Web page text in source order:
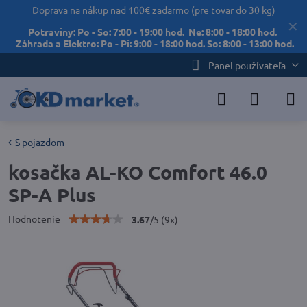
✕
Doprava na nákup nad 100€ zadarmo (pre tovar do 30 kg)
Potraviny: Po - So: 7:00 - 19:00 hod. Ne: 8:00 - 18:00 hod.
Záhrada a Elektro: Po - Pi: 9:00 - 18:00 hod. So: 8:00 - 13:00 hod.
Panel používateľa
S pojazdom
kosačka AL-KO Comfort 46.0
SP-A Plus
Hodnotenie 3.67/5 (9x)